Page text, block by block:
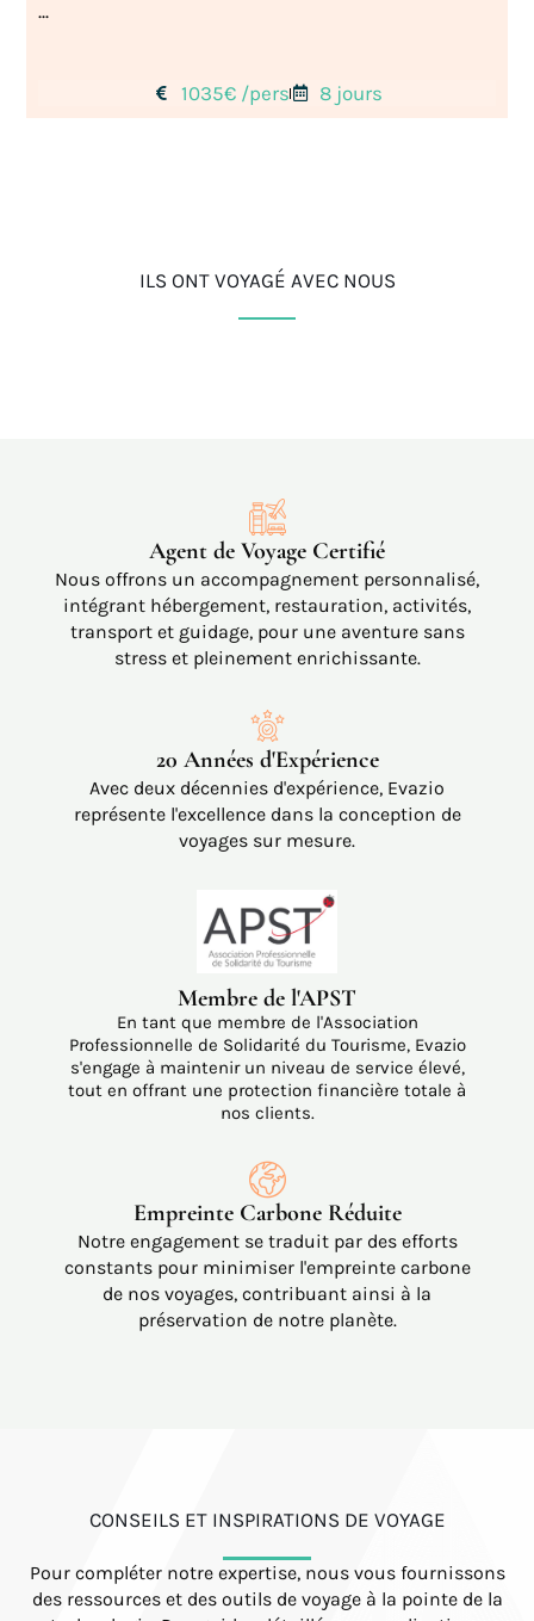
...
1035€ /pers 8 jours
ILS ONT VOYAGÉ AVEC NOUS
Agent de Voyage Certifié
Nous offrons un accompagnement personnalisé,
intégrant hébergement, restauration, activités,
transport et guidage, pour une aventure sans
stress et pleinement enrichissante.
20 Années d'Expérience
Avec deux décennies d'expérience, Evazio
représente l'excellence dans la conception de
voyages sur mesure.
Membre de l'APST
En tant que membre de l'Association
Professionnelle de Solidarité du Tourisme, Evazio
s'engage à maintenir un niveau de service élevé,
tout en offrant une protection financière totale à
nos clients.
Empreinte Carbone Réduite
Notre engagement se traduit par des efforts
constants pour minimiser l'empreinte carbone
de nos voyages, contribuant ainsi à la
préservation de notre planète.
CONSEILS ET INSPIRATIONS DE VOYAGE
Pour compléter notre expertise, nous vous fournissons
des ressources et des outils de voyage à la pointe de la